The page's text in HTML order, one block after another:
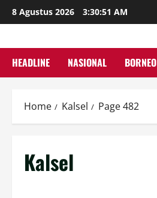
Skip
to
8 Agustus 2026 3:30:53 AM
HEADLINE NASIONAL BORNEO
Home Kalsel Page 482
Kalsel